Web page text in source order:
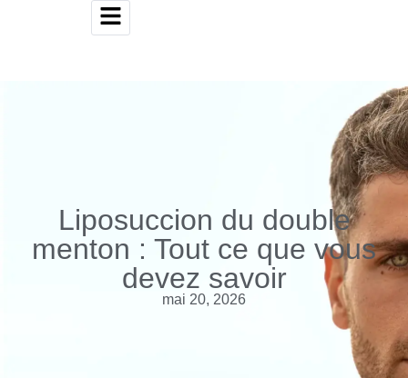
Liposuccion du double
menton : Tout ce que vous
devez savoir
mai 20, 2026